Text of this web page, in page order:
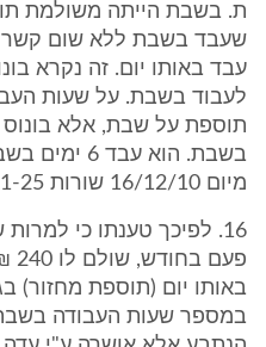
ת. בשבת הייתה משולמת
שעבד בשבת ללא שום קשר
עבד באותו יום. זה נקרא
לעבוד בשבת. על שעות
תוספת על שבת, אלא
מיום 16/12/10 שורות 21-25).
16. לפיכך טענתו כי
באותו יום (תוספת מחזור)
במספר שעות העבודה